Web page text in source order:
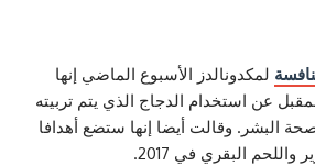
الأسبوع الماضي إنها
الدجاج الذي يتم تربيته
أيضا إنها ستضع أهدافا
في 2017.